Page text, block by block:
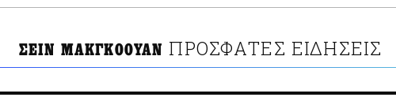
ΣΕΙΝ ΜΑΚΓΚΟΟΥΑΝ ΠΡΟΣΦΑΤΕΣ ΕΙΔΗΣΕΙΣ